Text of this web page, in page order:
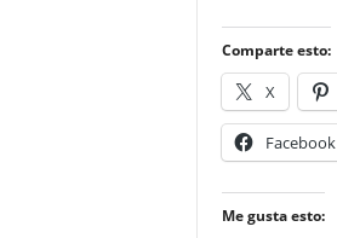
Comparte esto:
X
Facebook
Me gusta esto: